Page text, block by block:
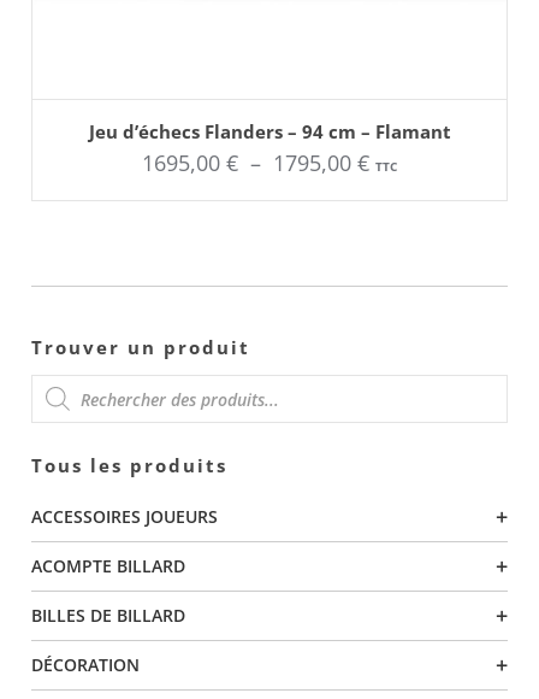
Trouver un produit
RECHERCHE
DE
PRODUITS
Tous les produits
ACCESSOIRES JOUEURS +
ACOMPTE BILLARD +
BILLES DE BILLARD +
DÉCORATION +
Ce
a
plusieurs
variations.
choisies
Jeu d’échecs Flanders – 94 cm – Flamant
1695,00 € – 1795,00 €Plage
de
TTC